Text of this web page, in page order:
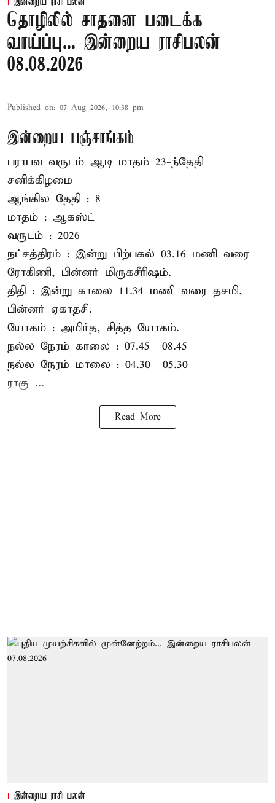
இன்றைய ராசி பலன்
தொழிலில் சாதனை படைக்க
வாய்ப்பு... இன்றைய ராசிபலன்
08.08.2026
Published on: 07 Aug 2026, 10:38 pm
இன்றைய பஞ்சாங்கம்
பராபவ வருடம் ஆடி மாதம் 23-ந்தேதி
சனிக்கிழமை
ஆங்கில தேதி : 8
மாதம் : ஆகஸ்ட்
வருடம் : 2026
நட்சத்திரம் : இன்று பிற்பகல் 03.16 மணி வரை
ரோகிணி, பின்னர் மிருகசீரிஷம்.
திதி : இன்று காலை 11.34 மணி வரை தசமி,
பின்னர் ஏகாதசி.
யோகம் : அமிர்த, சித்த யோகம்.
நல்ல நேரம் காலை : 07.45 – 08.45
நல்ல நேரம் மாலை : 04.30 – 05.30
ராகு ...
Read More
இன்றைய ராசி பலன்